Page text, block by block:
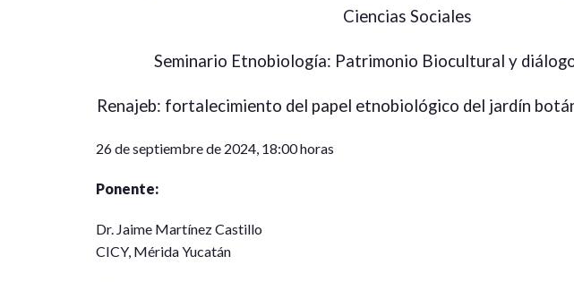
Ciencias Sociales
Seminario Etnobiología: Patrimonio Biocultural y
Renajeb: fortalecimiento del papel etnobiológico del jardín
26 de septiembre de 2024, 18:00 horas
Ponente:
Dr. Jaime Martínez Castillo
CICY, Mérida Yucatán